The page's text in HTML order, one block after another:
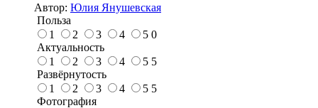
Автор: Юлия Янушевская
Польза
1
2 3 4 5 0
Актуальность
1
2 3 4 5 5
Развёрнутость
1
2 3 4 5 5
Фотография